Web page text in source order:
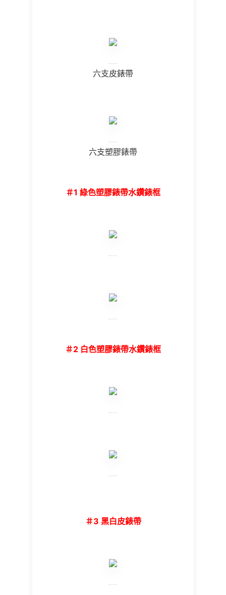
六支皮錶帶
六支塑膠錶帶
＃1 綠色塑膠錶帶水鑽錶框
＃2 白色塑膠錶帶水鑽錶框
＃3 黑白皮錶帶